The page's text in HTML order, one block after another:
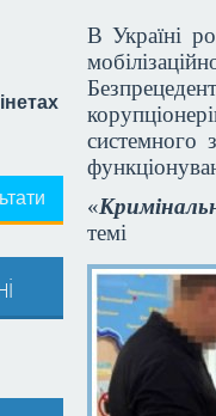
В Україні
системного
«
темі